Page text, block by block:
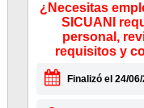
¿Necesitas
SICUANI
personal,
requisitos y
Finalizó el 24/